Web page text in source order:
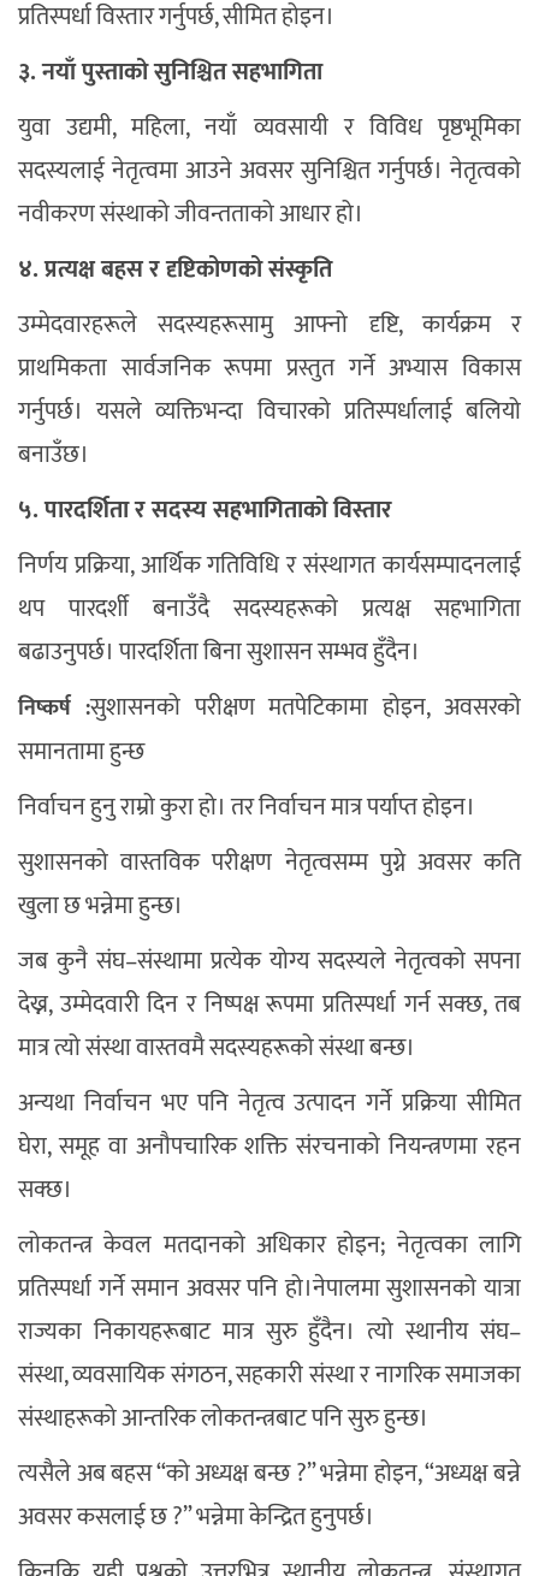
प्रतिस्पर्धा विस्तार गर्नुपर्छ, सीमित होइन।
३. नयाँ पुस्ताको सुनिश्चित सहभागिता
युवा उद्यमी, महिला, नयाँ व्यवसायी र विविध पृष्ठभूमिका
सदस्यलाई नेतृत्वमा आउने अवसर सुनिश्चित गर्नुपर्छ। नेतृत्वको
नवीकरण संस्थाको जीवन्तताको आधार हो।
४. प्रत्यक्ष बहस र दृष्टिकोणको संस्कृति
उम्मेदवारहरूले सदस्यहरूसामु आफ्नो दृष्टि, कार्यक्रम र
प्राथमिकता सार्वजनिक रूपमा प्रस्तुत गर्ने अभ्यास विकास
गर्नुपर्छ। यसले व्यक्तिभन्दा विचारको प्रतिस्पर्धालाई बलियो
बनाउँछ।
५. पारदर्शिता र सदस्य सहभागिताको विस्तार
निर्णय प्रक्रिया, आर्थिक गतिविधि र संस्थागत कार्यसम्पादनलाई
थप पारदर्शी बनाउँदै सदस्यहरूको प्रत्यक्ष सहभागिता
बढाउनुपर्छ। पारदर्शिता बिना सुशासन सम्भव हुँदैन।
निष्कर्ष :सुशासनको परीक्षण मतपेटिकामा होइन, अवसरको
समानतामा हुन्छ
निर्वाचन हुनु राम्रो कुरा हो। तर निर्वाचन मात्र पर्याप्त होइन।
सुशासनको वास्तविक परीक्षण नेतृत्वसम्म पुग्ने अवसर कति
खुला छ भन्नेमा हुन्छ।
जब कुनै संघ–संस्थामा प्रत्येक योग्य सदस्यले नेतृत्वको सपना
देख्न, उम्मेदवारी दिन र निष्पक्ष रूपमा प्रतिस्पर्धा गर्न सक्छ, तब
मात्र त्यो संस्था वास्तवमै सदस्यहरूको संस्था बन्छ।
अन्यथा निर्वाचन भए पनि नेतृत्व उत्पादन गर्ने प्रक्रिया सीमित
घेरा, समूह वा अनौपचारिक शक्ति संरचनाको नियन्त्रणमा रहन
सक्छ।
लोकतन्त्र केवल मतदानको अधिकार होइन; नेतृत्वका लागि
प्रतिस्पर्धा गर्ने समान अवसर पनि हो।नेपालमा सुशासनको यात्रा
राज्यका निकायहरूबाट मात्र सुरु हुँदैन। त्यो स्थानीय संघ–
संस्था, व्यवसायिक संगठन, सहकारी संस्था र नागरिक समाजका
संस्थाहरूको आन्तरिक लोकतन्त्रबाट पनि सुरु हुन्छ।
त्यसैले अब बहस “को अध्यक्ष बन्छ ?” भन्नेमा होइन, “अध्यक्ष बन्ने
अवसर कसलाई छ ?” भन्नेमा केन्द्रित हुनुपर्छ।